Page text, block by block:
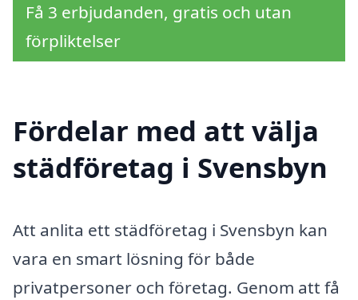
Få 3 erbjudanden, gratis och utan
förpliktelser
Fördelar med att välja
städföretag i Svensbyn
Att anlita ett städföretag i Svensbyn kan
vara en smart lösning för både
privatpersoner och företag. Genom att få